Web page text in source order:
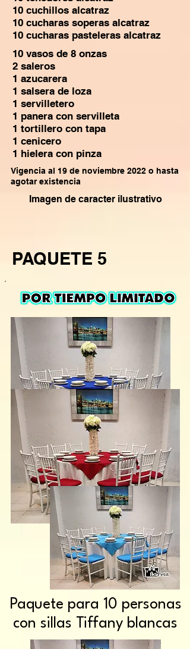
10 cuchillos alcatraz
10 cucharas soperas alcatraz
10 cucharas pasteleras alcatraz
10 vasos de 8 onzas
2 saleros
1 azucarera
1 salsera de loza
1 servilletero
1 panera con servilleta
1 tortillero con tapa
1 cenicero
1 hielera con pinza
Vigencia al 19 de noviembre 2022 o hasta
agotar existencia
Imagen de caracter ilustrativo
PAQUETE 5
Paquete para 10 personas
con sillas Tiffany blancas